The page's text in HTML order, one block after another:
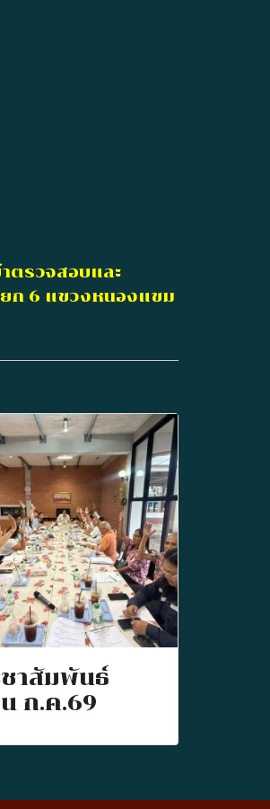
ตรวจสอบและ
ก 6 แขวงหนองแขม
ชาสัมพันธ์
น ก.ค.69